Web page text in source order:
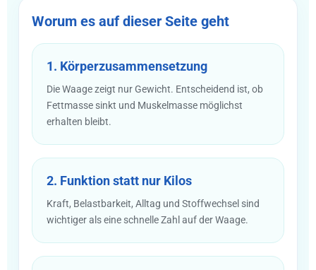
Worum es auf dieser Seite geht
1. Körperzusammensetzung
Die Waage zeigt nur Gewicht. Entscheidend ist, ob
Fettmasse sinkt und Muskelmasse möglichst
erhalten bleibt.
2. Funktion statt nur Kilos
Kraft, Belastbarkeit, Alltag und Stoffwechsel sind
wichtiger als eine schnelle Zahl auf der Waage.